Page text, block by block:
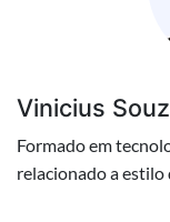
Vinicius
Formado em
relacionado a estilo